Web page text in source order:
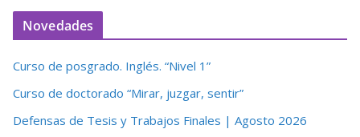
Novedades
Curso de posgrado. Inglés. “Nivel 1”
Curso de doctorado “Mirar, juzgar, sentir”
Defensas de Tesis y Trabajos Finales | Agosto 2026